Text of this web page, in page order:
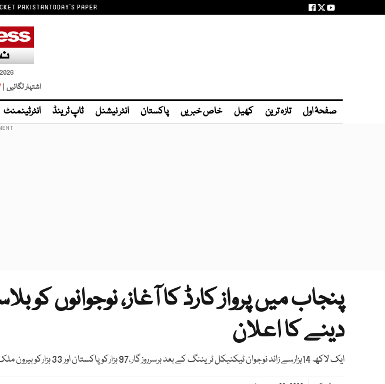
PAKISTANTODAY'S PAPER
اشتہار لگائیں |
صفحۂ اول تازہ ترین کھیل خاص خبریں پاکستان انٹر نیشنل ٹاپ ٹرینڈ انٹرٹینمنٹ
دینے کا اعلان
ایک لاکھ 14ہزارسے زائد نوجوان ٹیکنیکل ٹریننگ کے بعد برسرروزگار،97 ہزارکو پاکستان اور 33 ہزارکو بیرون ملک روزگار مل گیا